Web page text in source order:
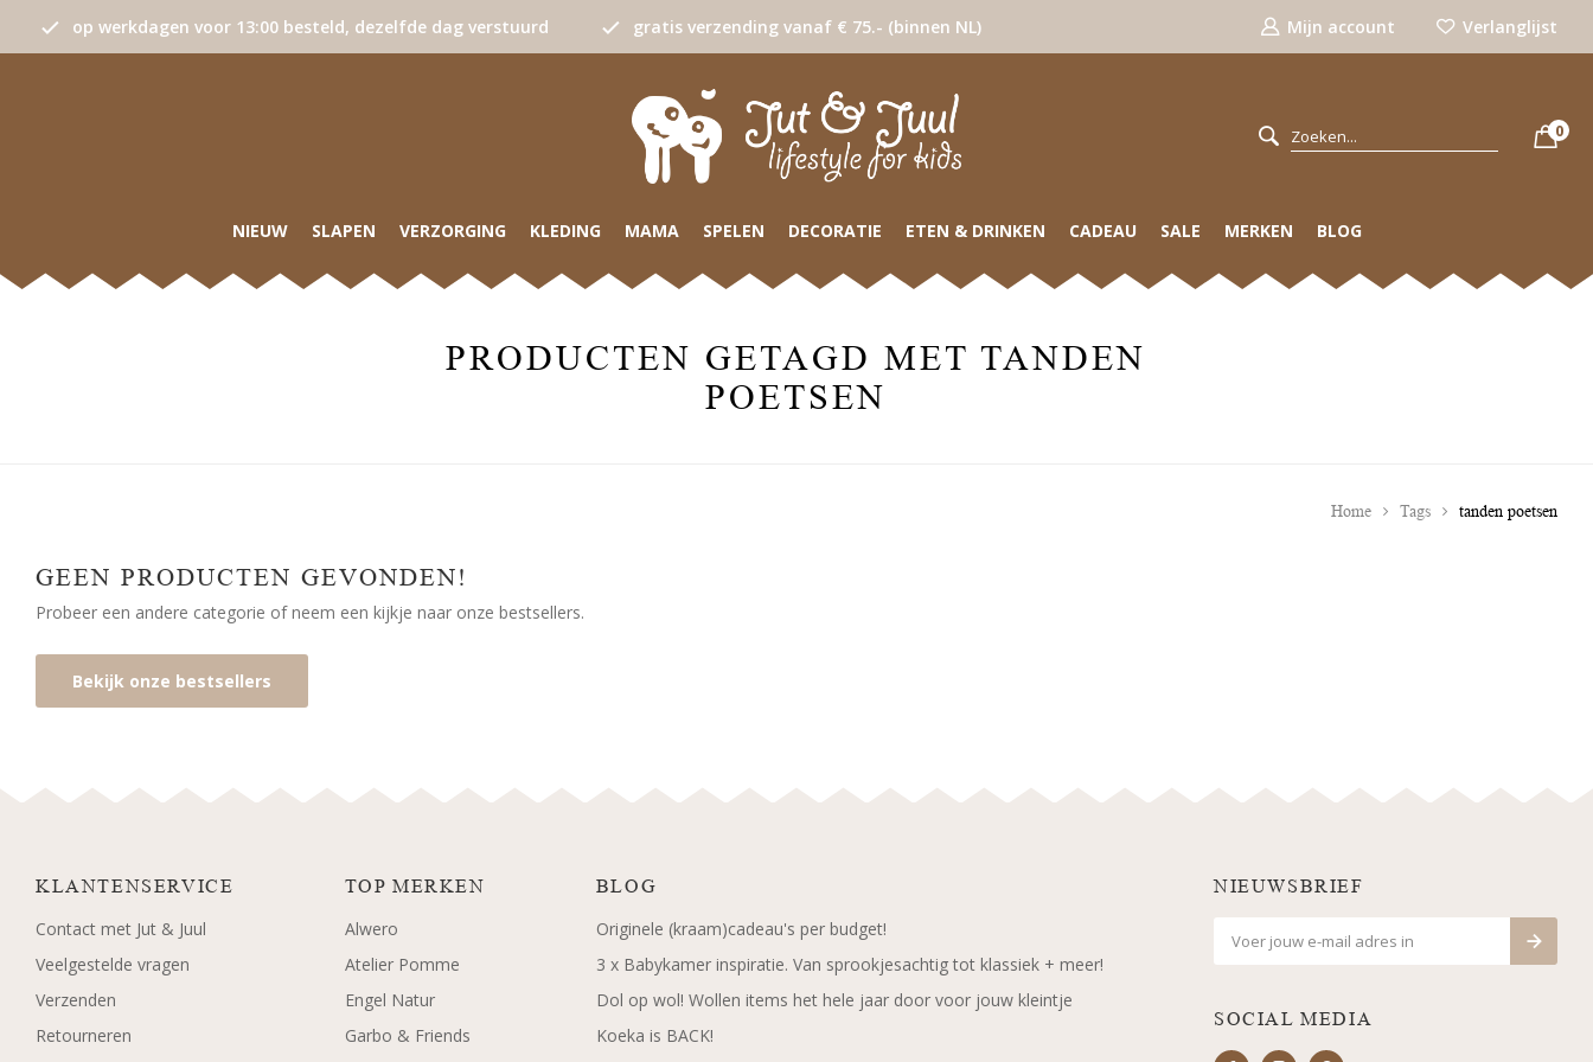
op werkdagen voor 13:00 besteld, dezelfde dag verstuurd gratis verzending vanaf € 75.- (binnen NL) Mijn account Verlanglijst
0
NIEUW SLAPEN VERZORGING KLEDING MAMA SPELEN DECORATIE ETEN & DRINKEN CADEAU SALE MERKEN BLOG
PRODUCTEN GETAGD MET TANDEN
POETSEN
Home Tags tanden poetsen
GEEN PRODUCTEN GEVONDEN!
Probeer een andere categorie of neem een kijkje naar onze bestsellers.
Bekijk onze bestsellers
KLANTENSERVICE
Contact met Jut & Juul
Veelgestelde vragen
Verzenden
Retourneren
TOP MERKEN
Alwero
Atelier Pomme
Engel Natur
Garbo & Friends
BLOG
Originele (kraam)cadeau's per budget!
3 x Babykamer inspiratie. Van sprookjesachtig tot klassiek + meer!
Dol op wol! Wollen items het hele jaar door voor jouw kleintje
Koeka is BACK!
NIEUWSBRIEF
SOCIAL MEDIA